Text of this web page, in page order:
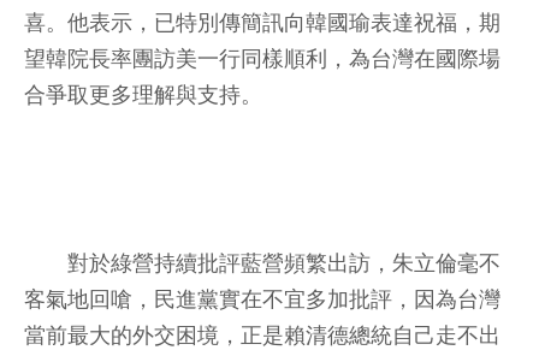
喜。他表示，已特別傳簡訊向韓國瑜表達祝福，期
望韓院長率團訪美一行同樣順利，為台灣在國際場
合爭取更多理解與支持。
對於綠營持續批評藍營頻繁出訪，朱立倫毫不
客氣地回嗆，民進黨實在不宜多加批評，因為台灣
當前最大的外交困境，正是賴清德總統自己走不出